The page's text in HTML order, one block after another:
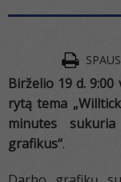
Birželio 19 d. 9:00
rytą tema
minutes
grafikus“.